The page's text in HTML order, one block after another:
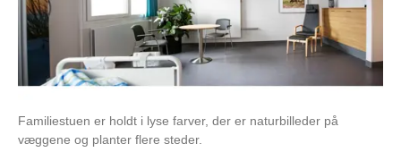
Familiestuen er holdt i lyse farver, der er naturbilleder på
væggene og planter flere steder.